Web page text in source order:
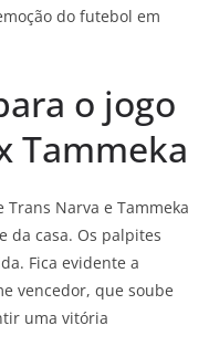
do futebol em
o jogo
Tammeka
Narva e Tammeka
da casa. Os palpites
Fica evidente a
vencedor, que soube
uma vitória